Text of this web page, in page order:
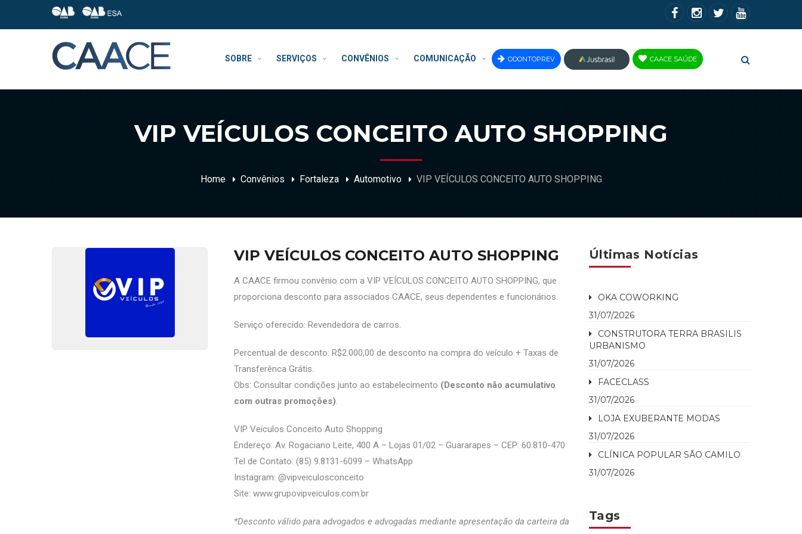
SOBRE SERVIÇOS CONVÊNIOS COMUNICAÇÃO ODONTOPREV
JUS
CAACE SAÚDE
VIP VEÍCULOS CONCEITO AUTO SHOPPING
Home Convênios Fortaleza Automotivo VIP VEÍCULOS CONCEITO AUTO SHOPPING
VIP VEÍCULOS CONCEITO AUTO SHOPPING
A CAACE firmou convênio com a VIP VEÍCULOS CONCEITO AUTO SHOPPING, que
proporciona desconto para associados CAACE, seus dependentes e funcionários.
Serviço oferecido: Revendedora de carros.
Percentual de desconto: R$2.000,00 de desconto na compra do veículo + Taxas de
Transferênca Grátis.
Obs: Consultar condições junto ao estabelecimento (Desconto não acumulativo
com outras promoções).
VIP Veículos Conceito Auto Shopping
Endereço: Av. Rogaciano Leite, 400 A – Lojas 01/02 – Guararapes – CEP: 60.810-470
Tel de Contato: (85) 9.8131-6099 – WhatsApp
Instagram: @‌vipveiculosconceito
Site: www.grupovipveiculos.com.br
*Desconto válido para advogados e advogadas mediante apresentação da carteira da
Últimas Notícias
OKA COWORKING
31/07/2026
CONSTRUTORA TERRA BRASILIS
URBANISMO
31/07/2026
FACECLASS
31/07/2026
LOJA EXUBERANTE MODAS
31/07/2026
CLÍNICA POPULAR SÃO CAMILO
31/07/2026
Tags